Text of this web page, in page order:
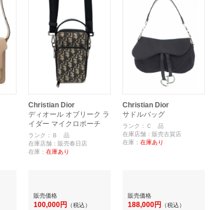
Christian Dior
ディオール オブリーク ラ
イダー マイクロポーチ
ランク：Ｂ 品
在庫店舗：販売春日店
在庫： 在庫あり
販売価格
100,000円 （税込）
Christian Dior
サドルバッグ
ランク：Ｃ 品
在庫店舗：販売古賀店
在庫： 在庫あり
販売価格
188,000円 （税込）